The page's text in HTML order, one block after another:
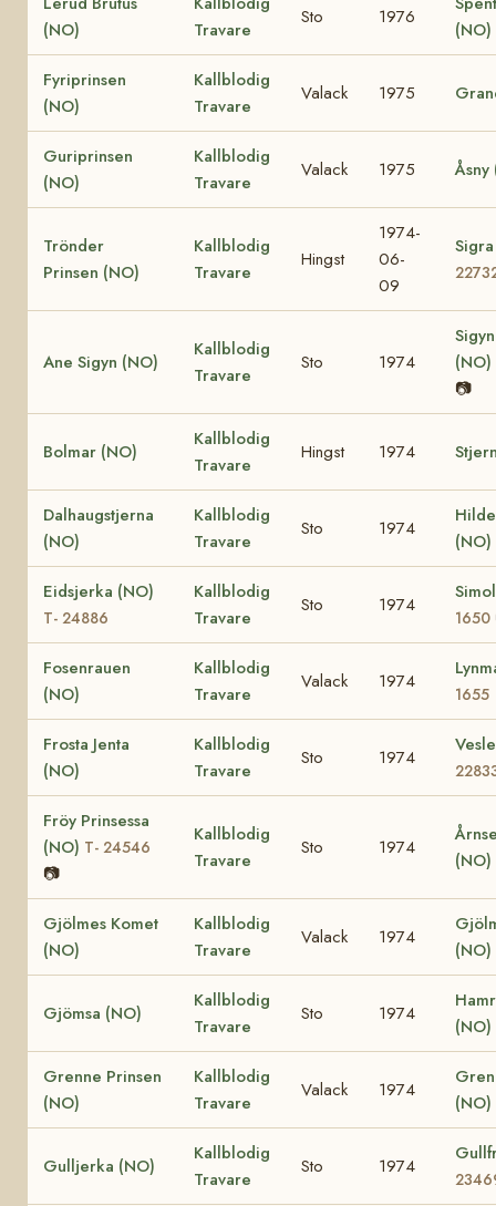
(NO)
Travare
Sto 1976
(NO)
Fyriprinsen
(NO)
Kallblodig
Travare
Valack 1975
Guriprinsen
(NO)
Kallblodig
Travare
Valack 1975 Åsny
Trönder
Prinsen (NO)
Kallblodig
Travare
Hingst
1974-
06-
09
Ane Sigyn (NO)
Kallblodig
Travare
Sto 1974
(NO)
📷
Bolmar (NO)
Kallblodig
Travare
Hingst 1974
Dalhaugstjerna
(NO)
Kallblodig
Travare
Sto 1974
(NO)
Eidsjerka (NO)
T- 24886
Kallblodig
Travare
Sto 1974
1650
Fosenrauen
(NO)
Kallblodig
Travare
Valack 1974
1655
Frosta Jenta
(NO)
Kallblodig
Travare
Sto 1974
Fröy Prinsessa
(NO) T- 24546
📷
Kallblodig
Travare
Sto 1974
(NO)
Gjölmes Komet
(NO)
Kallblodig
Travare
Valack 1974
(NO)
Gjömsa (NO)
Kallblodig
Travare
Sto 1974
(NO)
Grenne Prinsen
(NO)
Kallblodig
Travare
Valack 1974
(NO)
Gulljerka (NO)
Kallblodig
Travare
Sto 1974